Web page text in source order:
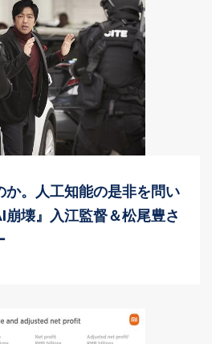
か。人工知能の是非を問い
壊』入江監督＆松尾豊さ